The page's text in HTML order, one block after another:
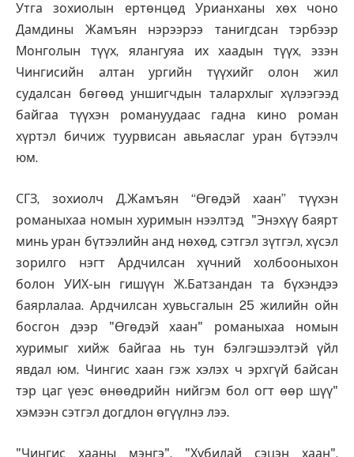
Утга зохиолын ертөнцөд Урианханы хөх чоно
Дамдины Жамъян нэрээрээ танигдсан тэрбээр
Монголын түүх, ялангуяа их хаадын түүх, эзэн
Чингисийн алтан ургийн түүхийг олон жил
судалсан бөгөөд уншигчдын талархлыг хүлээгээд
байгаа түүхэн романуудаас гадна кино роман
хүртэл бичиж туурвисан авьяаслаг уран бүтээлч
юм.
СГЗ, зохиолч Д.Жамъян “Өгөдэй хаан” түүхэн
романыхаа номын хуримын нээлтэд "Энэхүү баярт
минь уран бүтээлийн анд нөхөд, сэтгэл зүтгэл, хүсэл
зорилго нэгт Ардчилсан хүчний холбооныхон
болон УИХ-ын гишүүн Ж.Батзандан та бүхэндээ
баярлалаа. Ардчилсан хувьсгалын 25 жилийн ойн
босгон дээр "Өгөдэй хаан" романыхаа номын
хуримыг хийж байгаа нь тун бэлгэшээлтэй үйл
явдал юм. Чингис хаан гэж хэлэх ч эрхгүй байсан
тэр цаг үеэс өнөөдрийн нийгэм бол огт өөр шүү"
хэмээн сэтгэл догдлон өгүүлнэ лээ.
"Чингис хааны мэнгэ", "Хубилай сэцэн хаан",